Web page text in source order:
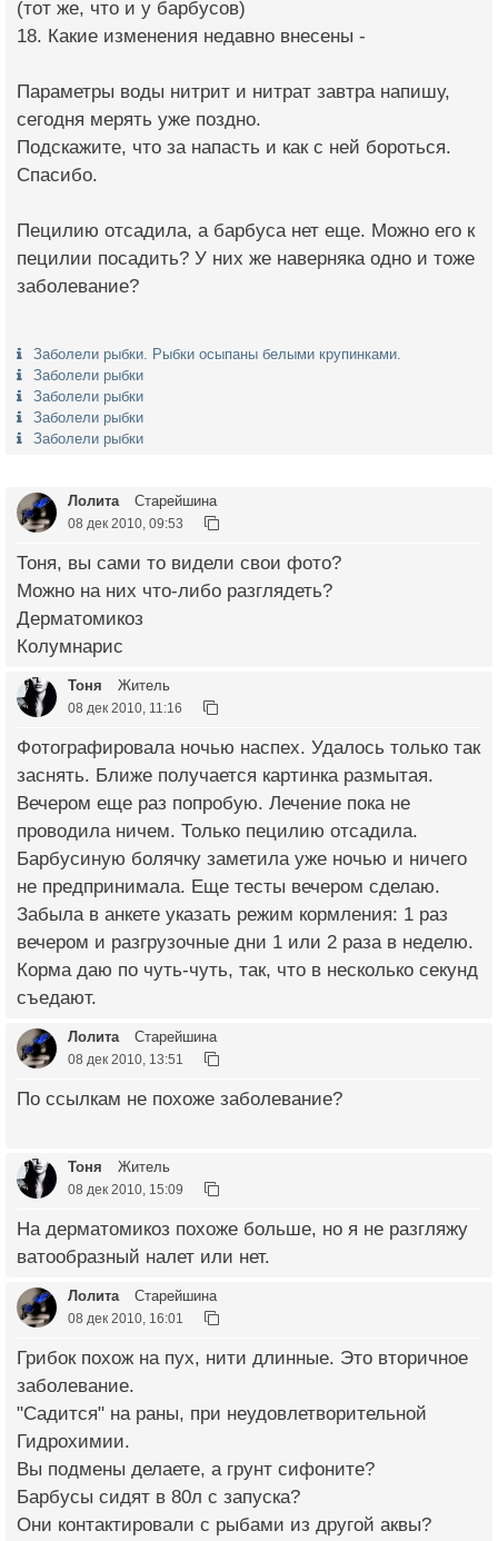
(тот же, что и у барбусов)
18. Какие изменения недавно внесены -
Параметры воды нитрит и нитрат завтра напишу,
сегодня мерять уже поздно.
Подскажите, что за напасть и как с ней бороться.
Спасибо.
Пецилию отсадила, а барбуса нет еще. Можно его к
пецилии посадить? У них же наверняка одно и тоже
заболевание?
Заболели рыбки. Рыбки осыпаны белыми крупинками.
Заболели рыбки
Заболели рыбки
Заболели рыбки
Заболели рыбки
Лолита Старейшина
08 дек 2010, 09:53
Тоня, вы сами то видели свои фото?
Можно на них что-либо разглядеть?
Дерматомикоз
Колумнарис
Тоня Житель
08 дек 2010, 11:16
Фотографировала ночью наспех. Удалось только так
заснять. Ближе получается картинка размытая.
Вечером еще раз попробую. Лечение пока не
проводила ничем. Только пецилию отсадила.
Барбусиную болячку заметила уже ночью и ничего
не предпринимала. Еще тесты вечером сделаю.
Забыла в анкете указать режим кормления: 1 раз
вечером и разгрузочные дни 1 или 2 раза в неделю.
Корма даю по чуть-чуть, так, что в несколько секунд
съедают.
Лолита Старейшина
08 дек 2010, 13:51
По ссылкам не похоже заболевание?
Тоня Житель
08 дек 2010, 15:09
На дерматомикоз похоже больше, но я не разгляжу
ватообразный налет или нет.
Лолита Старейшина
08 дек 2010, 16:01
Грибок похож на пух, нити длинные. Это вторичное
заболевание.
"Садится" на раны, при неудовлетворительной
Гидрохимии.
Вы подмены делаете, а грунт сифоните?
Барбусы сидят в 80л с запуска?
Они контактировали с рыбами из другой аквы?